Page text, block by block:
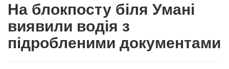
На блокпосту біля Умані
виявили водія з
підробленими документами